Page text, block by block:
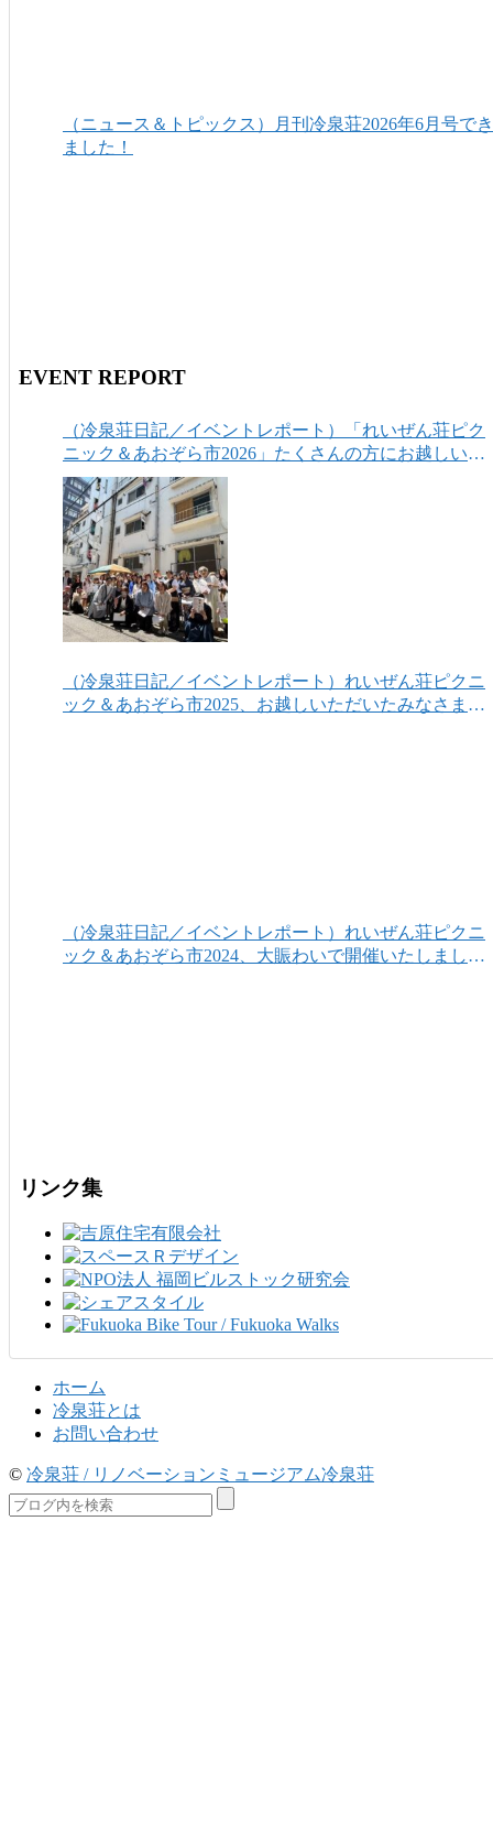
（ニュース＆トピックス）月刊冷泉荘2026年6月号でき
ました！
EVENT REPORT
（冷泉荘日記／イベントレポート）「れいぜん荘ピク
ニック＆あおぞら市2026」たくさんの方にお越しいた
だき、ありがとうございました！
（冷泉荘日記／イベントレポート）れいぜん荘ピクニ
ック＆あおぞら市2025、お越しいただいたみなさまあ
（冷泉荘日記／イベントレポート）れいぜん荘ピクニ
ック＆あおぞら市2024、大賑わいで開催いたしまし
リンク集
ホーム
冷泉荘とは
お問い合わせ
© 冷泉荘 / リノベーションミュージアム冷泉荘